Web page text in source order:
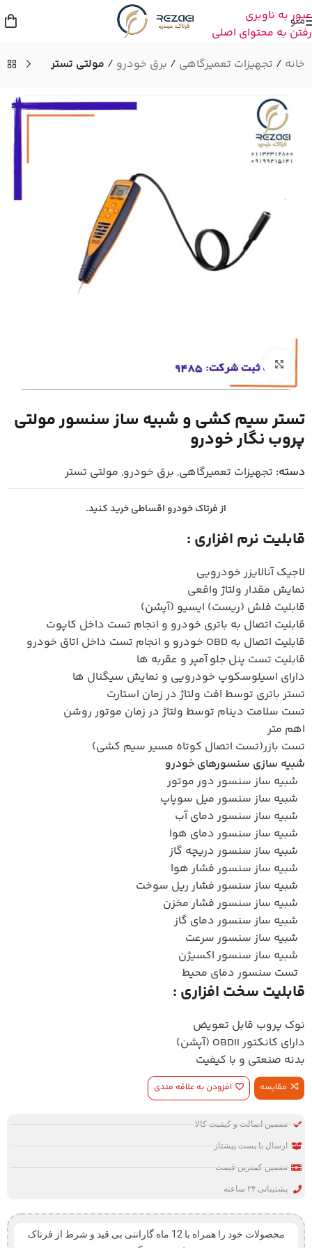
عبور به ناوبری
رفتن به محتوای اصلی
منو
خانه تجهیزات تعمیرگاهی برق خودرو مولتی تستر
بزرگنمایی تصویر
تستر سیم کشی و شبیه ساز سنسور مولتی
پروب نگار خودرو
دسته: تجهیزات تعمیرگاهی, برق خودرو, مولتی تستر
از فرتاک خودرو اقساطی خرید کنید.
قابلیت نرم افزاری :
لاجیک آنالایزر خودرویی
نمایش مقدار ولتاژ واقعی
قابلیت فلش (ریست) ایسیو (آپشن)
قابلیت اتصال به باتری خودرو و انجام تست داخل کاپوت
قابلیت اتصال به OBD خودرو و انجام تست داخل اتاق خودرو
قابلیت تست پنل جلو آمپر و عقربه ها
دارای اسیلوسکوپ خودرویی و نمایش سیگنال ها
تستر باتری توسط افت ولتاژ در زمان استارت
تست سلامت دینام توسط ولتاژ در زمان موتور روشن
اهم متر
تست بازر(تست اتصال کوتاه مسیر سیم کشی)
شبیه سازی سنسورهای خودرو
شبیه ساز سنسور دور موتور
شبیه ساز سنسور میل سوپاپ
شبیه ساز سنسور دمای آب
شبیه ساز سنسور دمای هوا
شبیه ساز سنسور دریچه گاز
شبیه ساز سنسور فشار هوا
شبیه ساز سنسور فشار ریل سوخت
شبیه ساز سنسور فشار مخزن
شبیه ساز سنسور دمای گاز
شبیه ساز سنسور سرعت
شبیه ساز سنسور اکسیژن
تست سنسور دمای محیط
قابلیت سخت افزاری :
نوک پروب قابل تعویض
دارای کانکتور OBDII (آپشن)
بدنه صنعتی و با کیفیت
مقایسه افزودن به علاقه مندی
تضمین اصالت و کیفیت کالا
ارسال با پست پیشتاز
تضمین کمترین قیمت
پشتیبانی ۲۴ ساعته
محصولات خود را همراه با 12 ماه گارانتی بی قید و شرط از فرتاک